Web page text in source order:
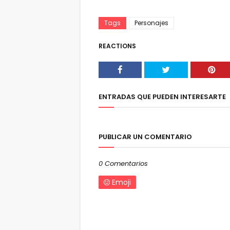
Tags Personajes
REACTIONS
ENTRADAS QUE PUEDEN INTERESARTE
PUBLICAR UN COMENTARIO
0 Comentarios
Emoji